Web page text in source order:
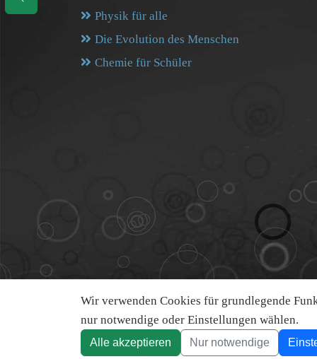
Wir verwenden Cookies für grundlegende
nur notwendige oder Einstellungen wählen.
Alle akzeptieren Nur notwendige
Physik für alle
Die Evolution des Menschen
Chemie für Schüler